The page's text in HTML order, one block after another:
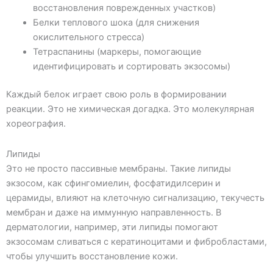
восстановления поврежденных участков)
Белки теплового шока (для снижения
окислительного стресса)
Тетраспанины (маркеры, помогающие
идентифицировать и сортировать экзосомы)
Каждый белок играет свою роль в формировании
реакции. Это не химическая догадка. Это молекулярная
хореография.
Липиды
Это не просто пассивные мембраны. Такие липиды
экзосом, как сфингомиелин, фосфатидилсерин и
церамиды, влияют на клеточную сигнализацию, текучесть
мембран и даже на иммунную направленность. В
дерматологии, например, эти липиды помогают
экзосомам сливаться с кератиноцитами и фибробластами,
чтобы улучшить восстановление кожи.